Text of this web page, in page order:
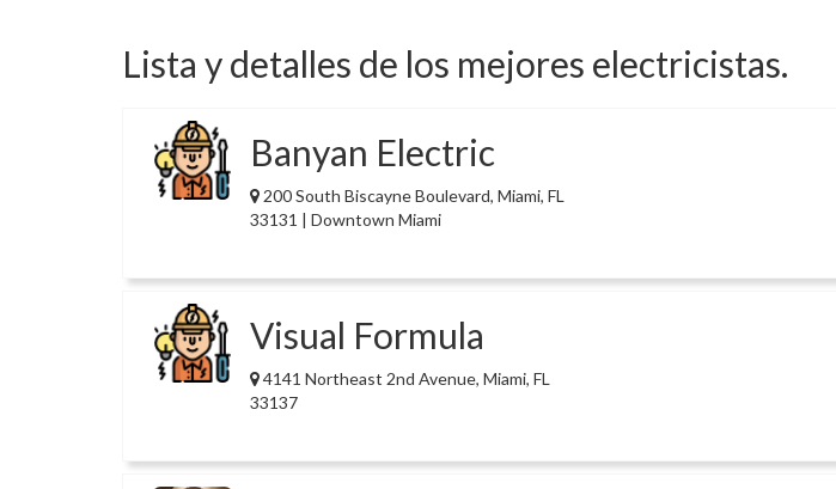
Lista y detalles de los mejores electricistas.
Banyan Electric
200 South Biscayne Boulevard, Miami, FL
33131 | Downtown Miami
Visual Formula
4141 Northeast 2nd Avenue, Miami, FL
33137